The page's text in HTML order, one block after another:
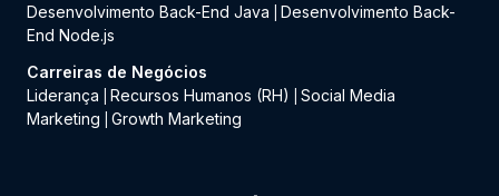
Desenvolvimento Back-End Java
Desenvolvimento Back-
End Node.js
Carreiras de Negócios
Liderança
Recursos Humanos (RH)
Social Media
Marketing
Growth Marketing